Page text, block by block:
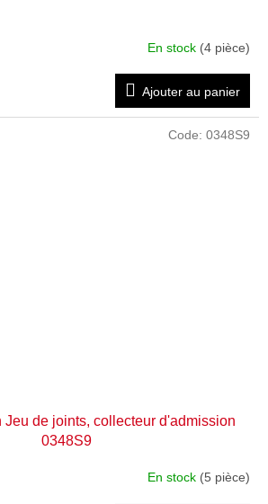
En stock (4 pièce)
Ajouter au panier
Jeu de joints, collecteur d'admission
0348S9
En stock (5 pièce)
Code: 0348S9